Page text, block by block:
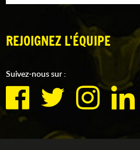
REJOIGNEZ L'ÉQUIPE
Suivez-nous sur :